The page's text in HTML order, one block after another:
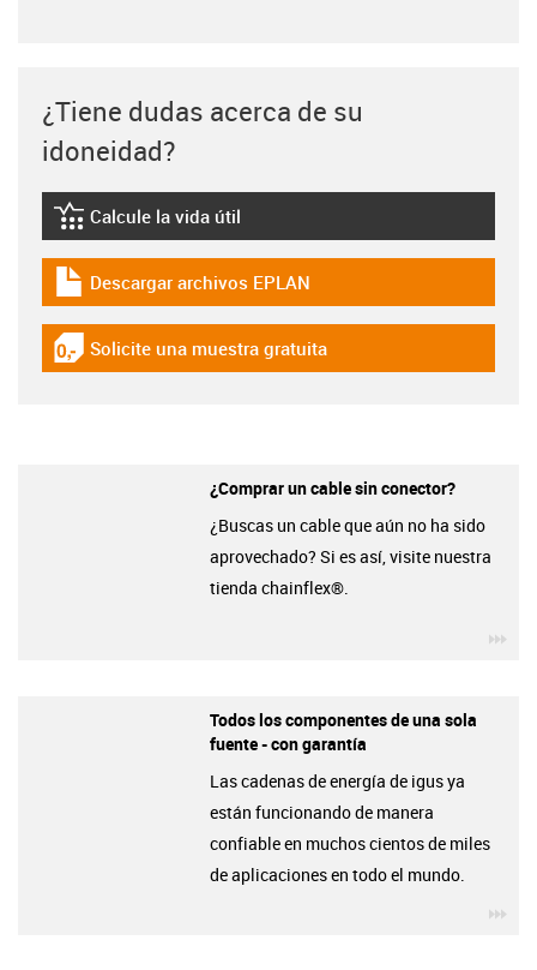
¿Tiene dudas acerca de su
idoneidad?
igus-icon-lebensdauerrechner
Calcule la vida útil
igus-icon-download-plan
Descargar archivos EPLAN
igus-icon-gratismuster
Solicite una muestra gratuita
¿Comprar un cable sin conector?
¿Buscas un cable que aún no ha sido
aprovechado? Si es así, visite nuestra
tienda chainflex®.
Todos los componentes de una sola
fuente - con garantía
Las cadenas de energía de igus ya
están funcionando de manera
confiable en muchos cientos de miles
de aplicaciones en todo el mundo.